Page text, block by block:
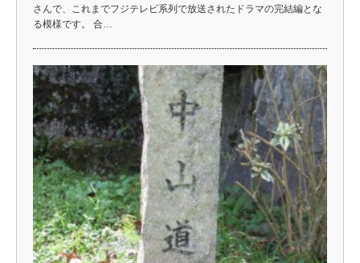
さんで、これまでフジテレビ系列で放送されたドラマの完結編とな
る模様です。 合…